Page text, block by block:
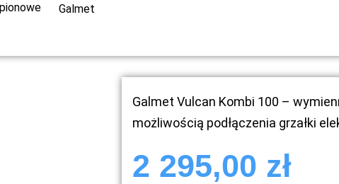
Galmet
Galmet Vulcan Kombi 100 –
możliwością podłączenia grzałki
2 295,00 zł